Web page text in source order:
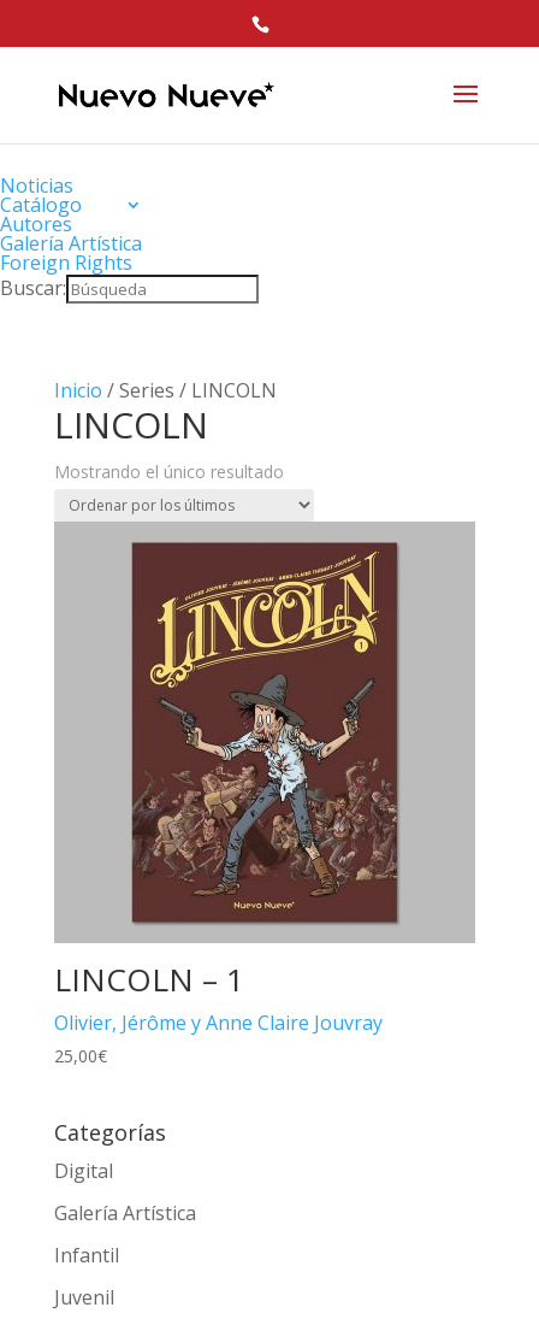
Noticias
Catálogo
Autores
Galería Artística
Foreign Rights
Buscar:
Inicio / Series / LINCOLN
LINCOLN
Mostrando el único resultado
LINCOLN – 1
Olivier, Jérôme y Anne Claire Jouvray
25,00€
Categorías
Digital
Galería Artística
Infantil
Juvenil